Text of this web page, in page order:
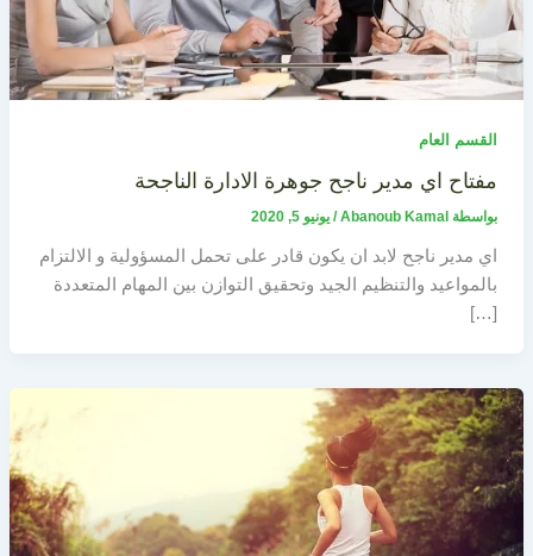
القسم العام
مفتاح اي مدير ناجح جوهرة الادارة الناجحة
بواسطة Abanoub Kamal
/ يونيو 5, 2020
اي مدير ناجح لابد ان يكون قادر على تحمل المسؤولية و الالتزام
بالمواعيد والتنظيم الجيد وتحقيق التوازن بين المهام المتعددة
[…]